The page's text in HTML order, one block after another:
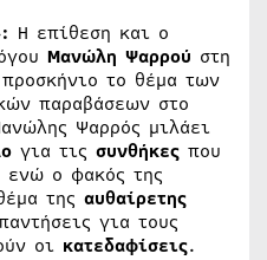
Η επίθεση και ο
Μανώλη Ψαρρού στη
το θέμα των
παραβάσεων στο
Ψαρρός μιλάει
για τις συνθήκες που
ενώ ο φακός της
της αυθαίρετης
για τους
οι κατεδαφίσεις.